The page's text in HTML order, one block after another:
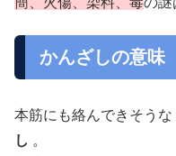
かんざしの意味
本筋にも絡んできそうな
し 。